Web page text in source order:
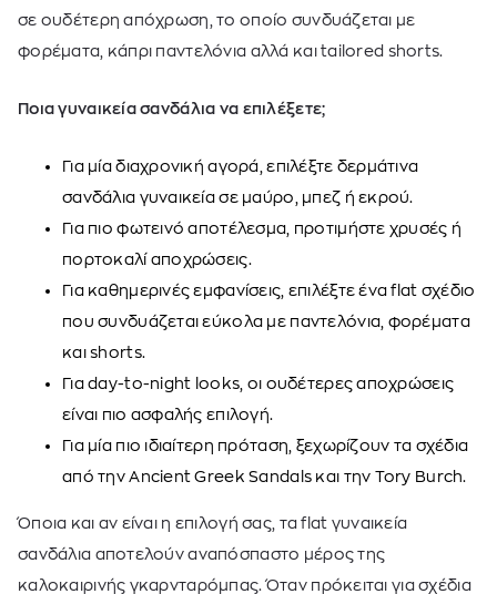
σε ουδέτερη απόχρωση, το οποίο συνδυάζεται με
φορέματα, κάπρι παντελόνια αλλά και tailored shorts.
Ποια γυναικεία σανδάλια να επιλέξετε;
Για μία διαχρονική αγορά, επιλέξτε δερμάτινα
σανδάλια γυναικεία σε μαύρο, μπεζ ή εκρού.
Για πιο φωτεινό αποτέλεσμα, προτιμήστε χρυσές ή
πορτοκαλί αποχρώσεις.
Για καθημερινές εμφανίσεις, επιλέξτε ένα flat σχέδιο
που συνδυάζεται εύκολα με παντελόνια, φορέματα
και shorts.
Για day-to-night looks, οι ουδέτερες αποχρώσεις
είναι πιο ασφαλής επιλογή.
Για μία πιο ιδιαίτερη πρόταση, ξεχωρίζουν τα σχέδια
από την Ancient Greek Sandals και την Tory Burch.
Όποια και αν είναι η επιλογή σας, τα flat γυναικεία
σανδάλια αποτελούν αναπόσπαστο μέρος της
καλοκαιρινής γκαρνταρόμπας. Όταν πρόκειται για σχέδια